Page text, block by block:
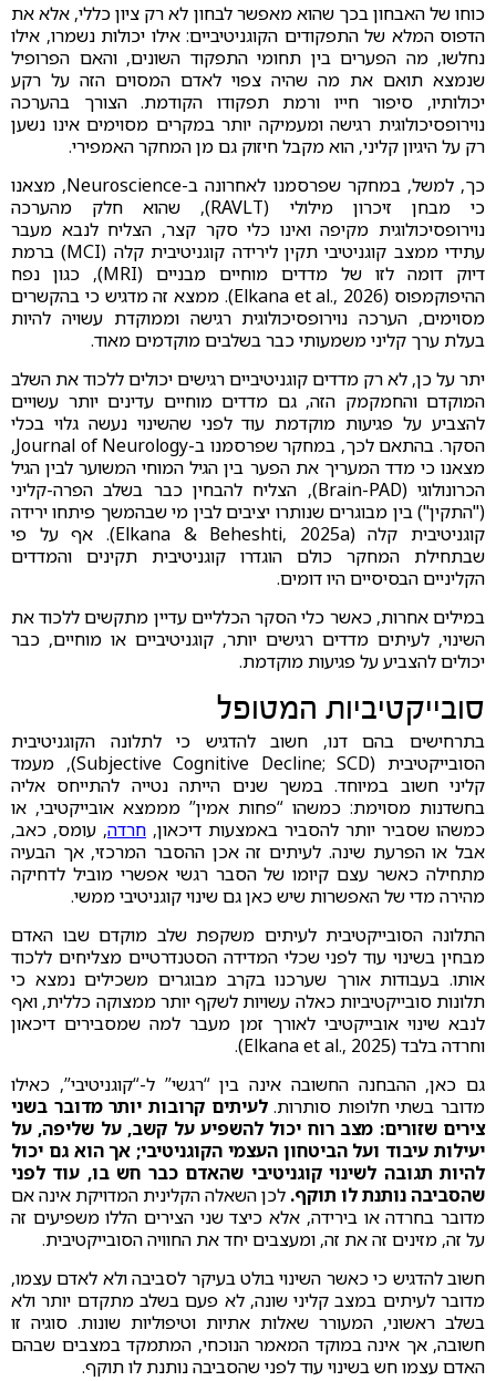
כוחו של האבחון בכך שהוא מאפשר לבחון לא רק ציון כללי, אלא את
הדפוס המלא של התפקודים הקוגניטיביים: אילו יכולות נשמרו, אילו
נחלשו, מה הפערים בין תחומי התפקוד השונים, והאם הפרופיל
שנמצא תואם את מה שהיה צפוי לאדם המסוים הזה על רקע
יכולותיו, סיפור חייו ורמת תפקודו הקודמת. הצורך בהערכה
נוירופסיכולוגית רגישה ומעמיקה יותר במקרים מסוימים אינו נשען
רק על היגיון קליני, הוא מקבל חיזוק גם מן המחקר האמפירי.
כך, למשל, במחקר שפרסמנו לאחרונה ב-Neuroscience, מצאנו
כי מבחן זיכרון מילולי (RAVLT), שהוא חלק מהערכה
נוירופסיכולוגית מקיפה ואינו כלי סקר קצר, הצליח לנבא מעבר
עתידי ממצב קוגניטיבי תקין לירידה קוגניטיבית קלה (MCI) ברמת
דיוק דומה לזו של מדדים מוחיים מבניים (MRI), כגון נפח
ההיפוקמפוס (Elkana et al., 2026). ממצא זה מדגיש כי בהקשרים
מסוימים, הערכה נוירופסיכולוגית רגישה וממוקדת עשויה להיות
בעלת ערך קליני משמעותי כבר בשלבים מוקדמים מאוד.
יתר על כן, לא רק מדדים קוגניטיביים רגישים יכולים ללכוד את השלב
המוקדם והחמקמק הזה, גם מדדים מוחיים עדינים יותר עשויים
להצביע על פגיעות מוקדמת עוד לפני שהשינוי נעשה גלוי בכלי
הסקר. בהתאם לכך, במחקר שפרסמנו ב-Journal of Neurology,
מצאנו כי מדד המעריך את הפער בין הגיל המוחי המשוער לבין הגיל
הכרונולוגי (Brain-PAD), הצליח להבחין כבר בשלב הפרה-קליני
("התקין") בין מבוגרים שנותרו יציבים לבין מי שבהמשך פיתחו ירידה
קוגניטיבית קלה (Elkana & Beheshti, 2025a). אף על פי
שבתחילת המחקר כולם הוגדרו קוגניטיבית תקינים והמדדים
הקליניים הבסיסיים היו דומים.
במילים אחרות, כאשר כלי הסקר הכלליים עדיין מתקשים ללכוד את
השינוי, לעיתים מדדים רגישים יותר, קוגניטיביים או מוחיים, כבר
יכולים להצביע על פגיעות מוקדמת.
סובייקטיביות המטופל
בתרחישים בהם דנו, חשוב להדגיש כי לתלונה הקוגניטיבית
הסובייקטיבית (Subjective Cognitive Decline; SCD), מעמד
קליני חשוב במיוחד. במשך שנים הייתה נטייה להתייחס אליה
בחשדנות מסוימת: כמשהו “פחות אמין” מממצא אובייקטיבי, או
כמשהו שסביר יותר להסביר באמצעות דיכאון, חרדה, עומס, כאב,
אבל או הפרעת שינה. לעיתים זה אכן ההסבר המרכזי, אך הבעיה
מתחילה כאשר עצם קיומו של הסבר רגשי אפשרי מוביל לדחיקה
מהירה מדי של האפשרות שיש כאן גם שינוי קוגניטיבי ממשי.
התלונה הסובייקטיבית לעיתים משקפת שלב מוקדם שבו האדם
מבחין בשינוי עוד לפני שכלי המדידה הסטנדרטיים מצליחים ללכוד
אותו. בעבודות אורך שערכנו בקרב מבוגרים משכילים נמצא כי
תלונות סובייקטיביות כאלה עשויות לשקף יותר ממצוקה כללית, ואף
לנבא שינוי אובייקטיבי לאורך זמן מעבר למה שמסבירים דיכאון
וחרדה בלבד (Elkana et al., 2025).
גם כאן, ההבחנה החשובה אינה בין “רגשי” ל-“קוגניטיבי”, כאילו
מדובר בשתי חלופות סותרות.לעיתים קרובות יותר מדובר בשני
צירים שזורים: מצב רוח יכול להשפיע על קשב, על שליפה, על
יעילות עיבוד ועל הביטחון העצמי הקוגניטיבי; אך הוא גם יכול
להיות תגובה לשינוי קוגניטיבי שהאדם כבר חש בו, עוד לפני
שהסביבה נותנת לו תוקף. לכן השאלה הקלינית המדויקת אינה אם
מדובר בחרדה או בירידה, אלא כיצד שני הצירים הללו משפיעים זה
על זה, מזינים זה את זה, ומעצבים יחד את החוויה הסובייקטיבית.
חשוב להדגיש כי כאשר השינוי בולט בעיקר לסביבה ולא לאדם עצמו,
מדובר לעיתים במצב קליני שונה, לא פעם בשלב מתקדם יותר ולא
בשלב ראשוני, המעורר שאלות אתיות וטיפוליות שונות. סוגיה זו
חשובה, אך אינה במוקד המאמר הנוכחי, המתמקד במצבים שבהם
האדם עצמו חש בשינוי עוד לפני שהסביבה נותנת לו תוקף.